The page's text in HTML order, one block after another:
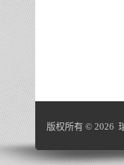
版权所有 © 2026